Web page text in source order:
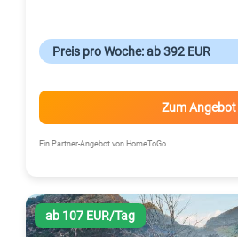
Preis pro Woche: ab 392 EUR
Zum Angebot
Ein Partner-Angebot von HomeToGo
ab 107 EUR/Tag